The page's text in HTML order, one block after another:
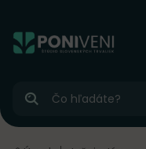
Hľadať